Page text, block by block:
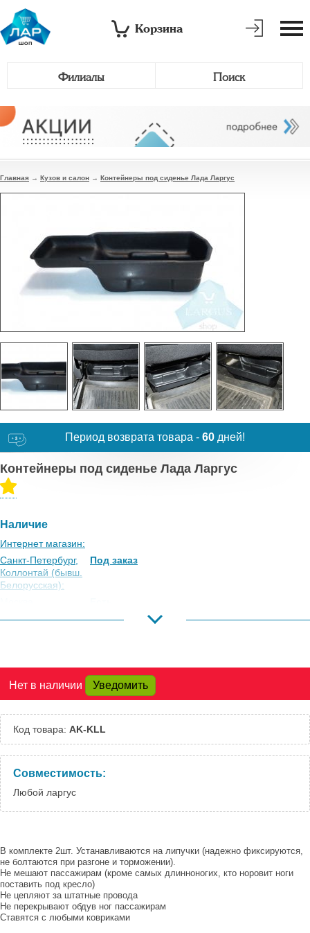
Корзина
Филиалы Поиск
Главная → Кузов и салон → Контейнеры под сиденье Лада Ларгус
Период возврата товара - 60 дней!
Контейнеры под сиденье Лада Ларгус
Наличие
Интернет магазин:
Санкт-Петербург,
Коллонтай (бывш.
Белорусская):
Под заказ
Краснодар:
Под заказ
Самара:
Тверь:
Тюмень:
Под заказ
Челябинск:
Под заказ
Нет в наличии Уведомить
Код товара: AK-KLL
Совместимость:
Любой ларгус
В комплекте 2шт. Устанавливаются на липучки (надежно фиксируются,
не болтаются при разгоне и торможении).
Не мешают пассажирам (кроме самых длинноногих, кто норовит ноги
поставить под кресло)
Не цепляют за штатные провода
Не перекрывают обдув ног пассажирам
Ставятся с любыми ковриками